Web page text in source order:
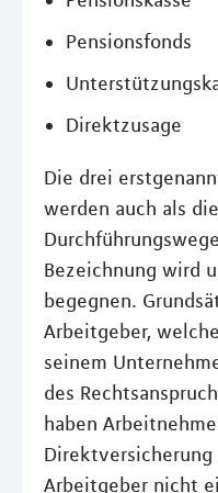
Pensionsfonds
Direktzusage
Die drei
werden auch als
Bezeichnung wird
begegnen.
Arbeitgeber,
seinem
des
haben
Arbeitgeber nicht